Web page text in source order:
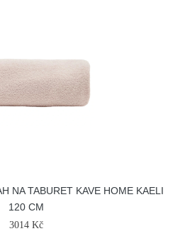
NA TABURET KAVE HOME KAELI
120 CM
3014 Kč